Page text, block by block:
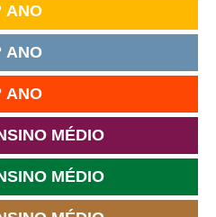
ANO
ANO
ANO
MÉDIO
MÉDIO